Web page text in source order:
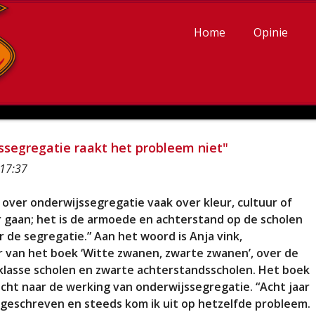
Home Opinie
raakt het probleem niet"
over onderwijssegregatie vaak over kleur, cultuur of
het is de armoede en achterstand op de scholen
segregatie.” Aan het woord is Anja vink,
het boek ‘Witte zwanen, zwarte zwanen’, over de
scholen en zwarte achterstandsscholen. Het boek
naar de werking van onderwijssegregatie. “Acht jaar
en steeds kom ik uit op hetzelfde probleem.